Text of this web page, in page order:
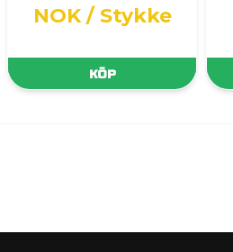
NOK / Stykke
KÖP